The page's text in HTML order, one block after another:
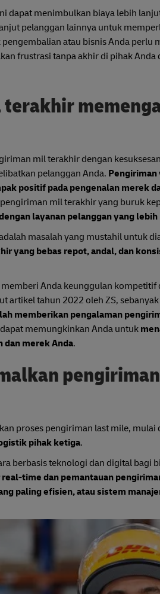
dapat menimbulkan biaya lebih
pelanggan lainnya untuk
atau bisnis Anda
frustrasi tanpa akhir di pihak Anda
mil terakhir dengan
pelanggan Anda. Pengiriman
positif pada pengenalan merek
mil terakhir yang buruk
layanan pelanggan yang lebih
masalah yang mustahil untuk
yang bebas repot, andal, dan
Anda keunggulan
artikel tahun 2022 oleh ZS, sebanyak
memberikan pengalaman
memungkinkan Anda untuk
dan merek Anda.
proses pengiriman last mile, mulai
pihak ketiga.
berbasis teknologi dan digital bagi
time dan pemantauan
paling efisien, atau sistem